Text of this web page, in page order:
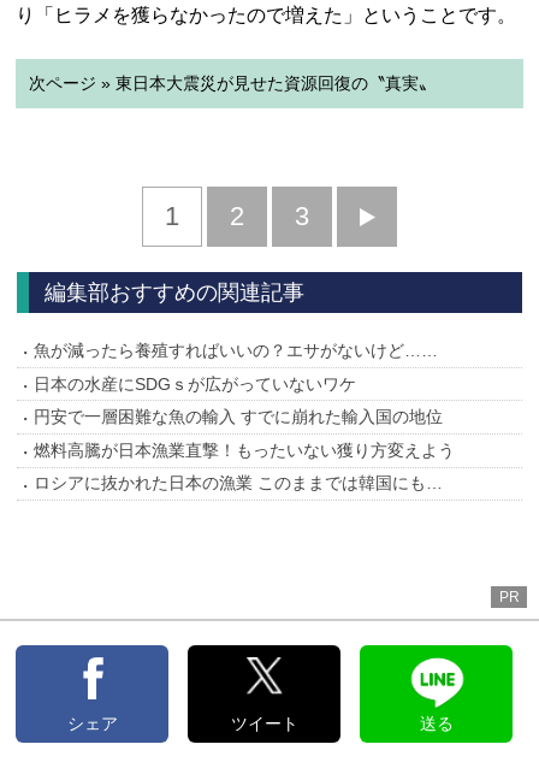
り「ヒラメを獲らなかったので増えた」ということです。
次ページ » 東日本大震災が見せた資源回復の〝真実〟
1 2 3
へ
編集部おすすめの関連記事
魚が減ったら養殖すればいいの？エサがないけど……
日本の水産にSDGｓが広がっていないワケ
円安で一層困難な魚の輸入 すでに崩れた輸入国の地位
燃料高騰が日本漁業直撃！もったいない獲り方変えよう
ロシアに抜かれた日本の漁業 このままでは韓国にも…
PR
シェア ツイート 送る